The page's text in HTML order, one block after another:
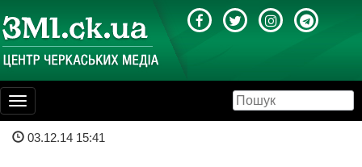
Toggle
navigation
03.12.14 15:41